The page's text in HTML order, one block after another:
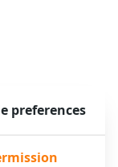
אנחנו מלון
preferences